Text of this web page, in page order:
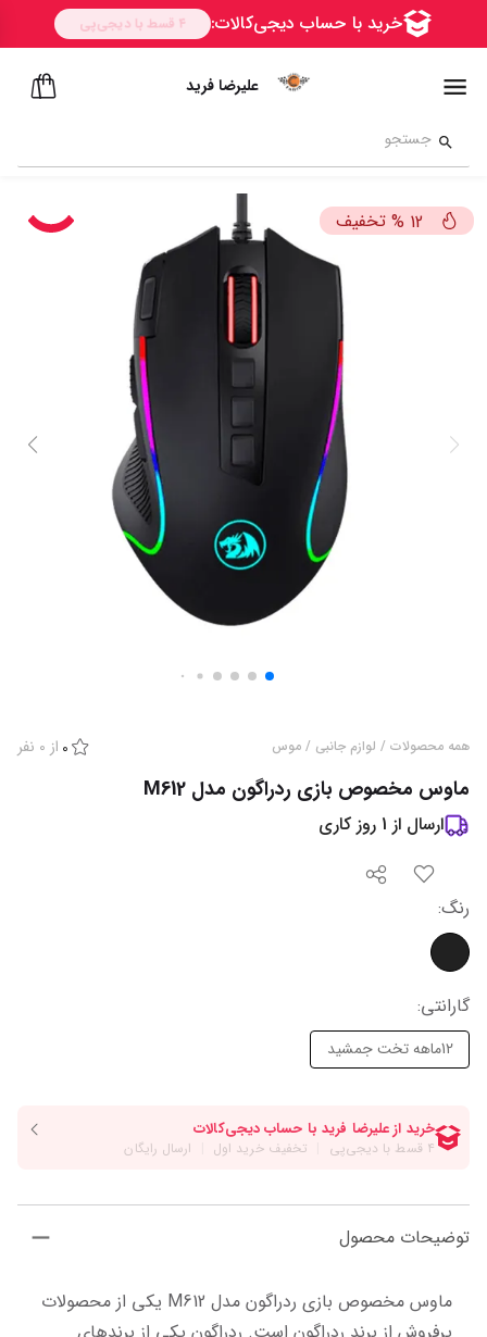
علیرضا فرید
12
% تخفیف
همه محصولات / لوازم جانبی / موس 0 از 0 نفر
ماوس مخصوص بازی ردراگون مدل M612
ارسال از 1 روز کاری
رنگ:
گارانتی:
12ماهه تخت جمشید
توضیحات محصول